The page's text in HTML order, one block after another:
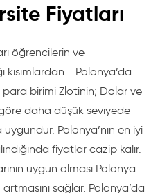
Fiyatları
öğrencilerin ve
Polonya’da
birimi Zlotinin; Dolar ve
daha düşük seviyede
Polonya’nın en iyi
fiyatlar cazip kalır.
uygun olması Polonya
sağlar. Polonya’da